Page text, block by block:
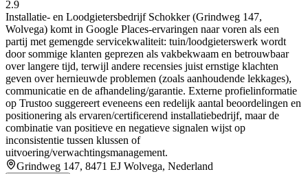
2.9
Installatie- en Loodgietersbedrijf Schokker (Grindweg 147,
Wolvega) komt in Google Places-ervaringen naar voren als een
partij met gemengde servicekwaliteit: tuin/loodgieterswerk wordt
door sommige klanten geprezen als vakbekwaam en betrouwbaar
over langere tijd, terwijl andere recensies juist ernstige klachten
geven over hernieuwde problemen (zoals aanhoudende lekkages),
communicatie en de afhandeling/garantie. Externe profielinformatie
op Trustoo suggereert eveneens een redelijk aantal beoordelingen en
positionering als ervaren/certificerend installatiebedrijf, maar de
combinatie van positieve en negatieve signalen wijst op
inconsistentie tussen klussen of
uitvoering/verwachtingsmanagement.
Grindweg 147, 8471 EJ Wolvega, Nederland